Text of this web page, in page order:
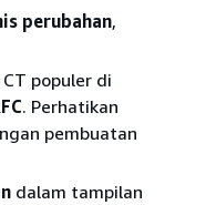
perubahan,
populer di
. Perhatikan
pembuatan
dalam tampilan